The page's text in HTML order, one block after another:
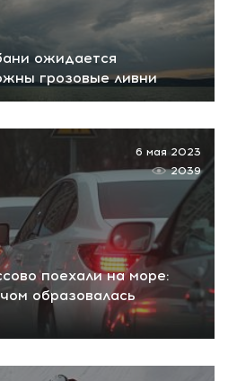
ожидается
грозовые ливни
поехали на море:
образовалась
6 мая 2023
2039